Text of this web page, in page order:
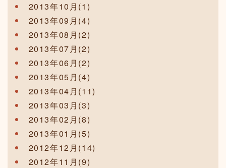
2013年10月(1)
2013年09月(4)
2013年08月(2)
2013年07月(2)
2013年06月(2)
2013年05月(4)
2013年04月(11)
2013年03月(3)
2013年02月(8)
2013年01月(5)
2012年12月(14)
2012年11月(9)